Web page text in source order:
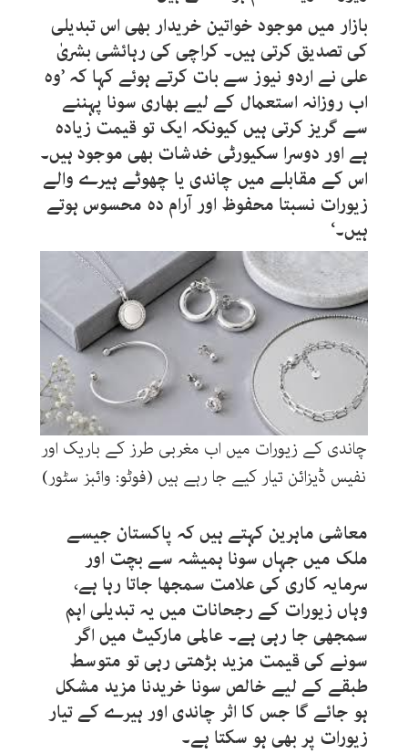
بازار میں موجود خواتین خریدار بھی اس تبدیلی
کی تصدیق کرتی ہیں۔ کراچی کی رہائشی بشریٰ
علی نے اردو نیوز سے بات کرتے ہوئے کہا کہ ’وہ
اب روزانہ استعمال کے لیے بھاری سونا پہننے
سے گریز کرتی ہیں کیونکہ ایک تو قیمت زیادہ
ہے اور دوسرا سکیورٹی خدشات بھی موجود ہیں۔
اس کے مقابلے میں چاندی یا چھوٹے ہیرے والے
زیورات نسبتا محفوظ اور آرام دہ محسوس ہوتے
ہیں۔‘
چاندی کے زیورات میں اب مغربی طرز کے باریک اور
نفیس ڈیزائن تیار کیے جا رہے ہیں (فوٹو: وائبز سٹور)
معاشی ماہرین کہتے ہیں کہ پاکستان جیسے
ملک میں جہاں سونا ہمیشہ سے بچت اور
سرمایہ کاری کی علامت سمجھا جاتا رہا ہے،
وہاں زیورات کے رجحانات میں یہ تبدیلی اہم
سمجھی جا رہی ہے۔ عالمی مارکیٹ میں اگر
سونے کی قیمت مزید بڑھتی رہی تو متوسط
طبقے کے لیے خالص سونا خریدنا مزید مشکل
ہو جائے گا جس کا اثر چاندی اور ہیرے کے تیار
زیورات پر بھی ہو سکتا ہے۔